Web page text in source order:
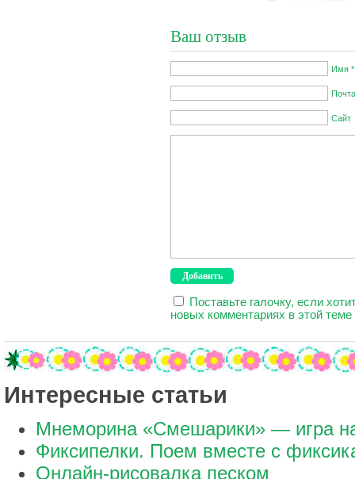
Ваш отзыв
Имя *
Сайт
Поставьте галочку, если
новых комментариях в этой теме
Интересные статьи
Мнеморина «Смешарики» — игра
Фиксипелки. Поем вместе с
Онлайн-рисовалка песком